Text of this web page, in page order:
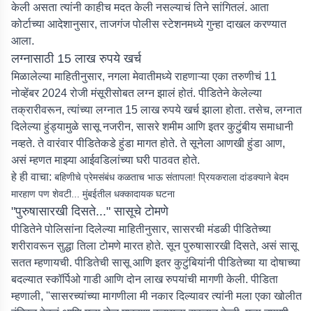
केली असता त्यांनी काहीच मदत केली नसल्याचं तिने सांगितलं. आता
कोर्टाच्या आदेशानुसार, ताजगंज पोलीस स्टेशनमध्ये गुन्हा दाखल करण्यात
आला.
लग्नासाठी 15 लाख रुपये खर्च
मिळालेल्या माहितीनुसार, नगला मेवातीमध्ये राहणाऱ्या एका तरुणीचं 11
नोव्हेंबर 2024 रोजी मंसूरीसोबत लग्न झालं होतं. पीडितेने केलेल्या
तक्रारीवरून, त्यांच्या लग्नात 15 लाख रुपये खर्च झाला होता. तसेच, लग्नात
दिलेल्या हुंड्यामुळे सासू नजरीन, सासरे शमीम आणि इतर कुटुंबीय समाधानी
नव्हते. ते वारंवार पीडितेकडे हुंडा मागत होते. ते सूनेला आणखी हुंडा आण,
असं म्हणत माझ्या आईवडिलांच्या घरी पाठवत होते.
हे ही वाचा: बहिणीचे प्रेमसंबंध कळताच भाऊ संतापला! प्रियकराला दांडक्याने बेदम
मारहाण पण शेवटी... मुंबईतील धक्कादायक घटना
"पुरुषासारखी दिसते..." सासूचे टोमणे
पीडितेने पोलिसांना दिलेल्या माहितीनुसार, सासरची मंडळी पीडितेच्या
शरीरावरून सुद्धा तिला टोमणे मारत होते. सून पुरुषासारखी दिसते, असं सासू
सतत म्हणायची. पीडितेची सासू आणि इतर कुटुंबियांनी पीडितेच्या या दोषाच्या
बदल्यात स्कॉर्पिओ गाडी आणि दोन लाख रुपयांची मागणी केली. पीडिता
म्हणाली, "सासरच्यांच्या मागणीला मी नकार दिल्यावर त्यांनी मला एका खोलीत